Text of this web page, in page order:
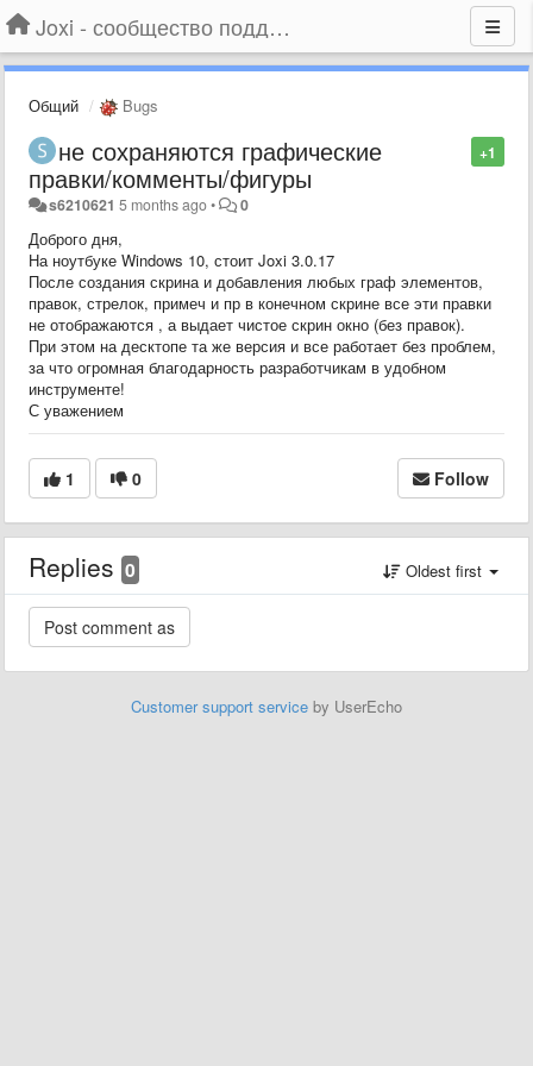
Joxi - сообщество поддержки
Общий Bugs
+1
не сохраняются графические
правки/комменты/фигуры
s6210621 5 months ago• 0
Доброго дня,
На ноутбуке Windows 10, стоит Joxi 3.0.17
После создания скрина и добавления любых граф элементов,
правок, стрелок, примеч и пр в конечном скрине все эти правки
не отображаются , а выдает чистое скрин окно (без правок).
При этом на десктопе та же версия и все работает без проблем,
за что огромная благодарность разработчикам в удобном
инструменте!
С уважением
1 0 Follow
Replies 0 Oldest first
Customer support service by UserEcho